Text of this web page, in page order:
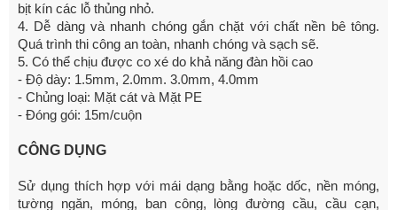
bịt kín các lỗ thủng nhỏ.
4. Dễ dàng và nhanh chóng gắn chặt với chất nền bê tông.
Quá trình thi công an toàn, nhanh chóng và sạch sẽ.
5. Có thể chịu được co xé do khả năng đàn hồi cao
- Độ dày: 1.5mm, 2.0mm. 3.0mm, 4.0mm
- Chủng loại: Mặt cát và Mặt PE
- Đóng gói: 15m/cuộn
CÔNG DỤNG
Sử dụng thích hợp với mái dạng bằng hoặc dốc, nền móng,
tường ngăn, móng, ban công, lòng đường cầu, cầu cạn,